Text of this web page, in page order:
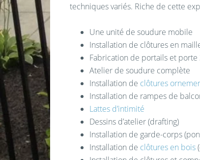
techniques variés. Riche de cette
Une unité de soudure mobile
Installation de clôtures en
Fabrication de portails et porte
Atelier de soudure complète
Installation de clôtures
Installation de rampes de
Lattes d’intimité
Dessins d’atelier (drafting)
Installation de garde-corps
Installation de clôtures en bois